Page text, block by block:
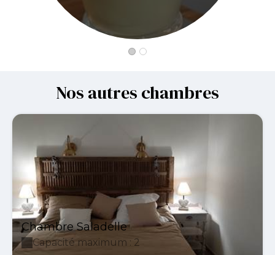
Nos autres chambres
Chambre Saladelle
Capacité maximum : 2